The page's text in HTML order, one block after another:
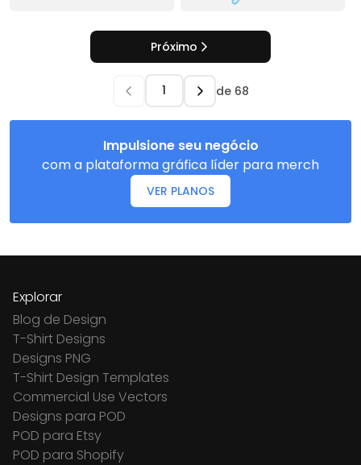
Próximo
de 68
Impulsione seu negócio
com a plataforma gráfica líder para merch
VER PLANOS
Explorar
Blog de Design
T-Shirt Designs
Designs PNG
T-Shirt Design Templates
Commercial Use Vectors
Designs para POD
POD para Etsy
POD para Shopify